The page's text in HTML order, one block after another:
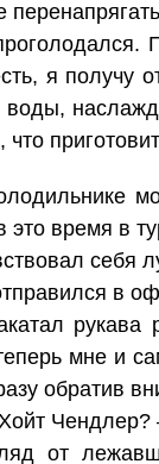
я получу
что
это время в
себя
в
мне и
обратив
Чендлер?
от